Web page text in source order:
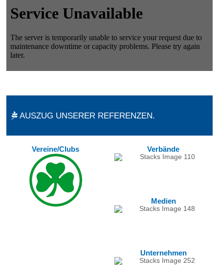
AUSZUG UNSERER REFERENZEN.
Vereine/Clubs Verbände
Medien
Unternehmen